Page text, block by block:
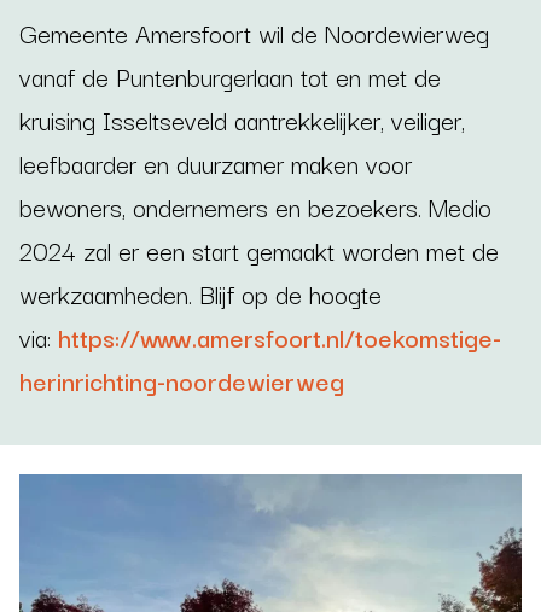
Gemeente Amersfoort wil de Noordewierweg
vanaf de Puntenburgerlaan tot en met de
kruising Isseltseveld aantrekkelijker, veiliger,
leefbaarder en duurzamer maken voor
bewoners, ondernemers en bezoekers. Medio
2024 zal er een start gemaakt worden met de
werkzaamheden. Blijf op de hoogte
via: https://www.amersfoort.nl/toekomstige-
herinrichting-noordewierweg